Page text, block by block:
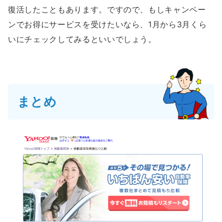
復活したこともあります。ですので、もしキャンペー
ンでお得にサービスを受けたいなら、1月から3月くら
いにチェックしてみるといいでしょう。
まとめ